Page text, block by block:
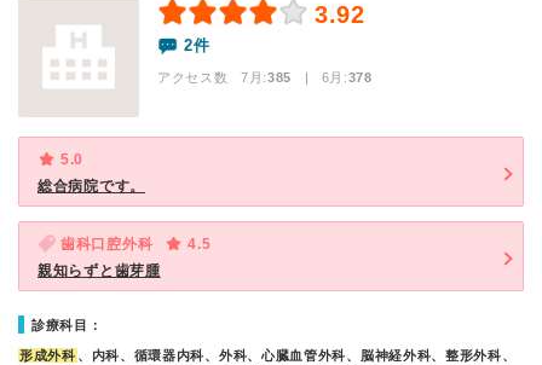
3.92
2件
アクセス数 7月:385 | 6月:378
5.0
総合病院です。
歯科口腔外科
4.5
親知らずと歯芽腫
診療科目：
形成外科 、内科、循環器内科、外科、心臓血管外科、脳神経外科、整形外科、